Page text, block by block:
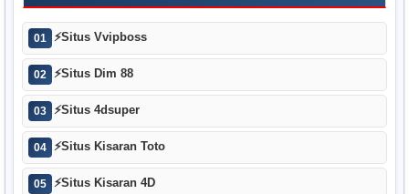
01 ⚡Situs Vvipboss
02 ⚡Situs Dim 88
03 ⚡Situs 4dsuper
04 ⚡Situs Kisaran Toto
05 ⚡Situs Kisaran 4D